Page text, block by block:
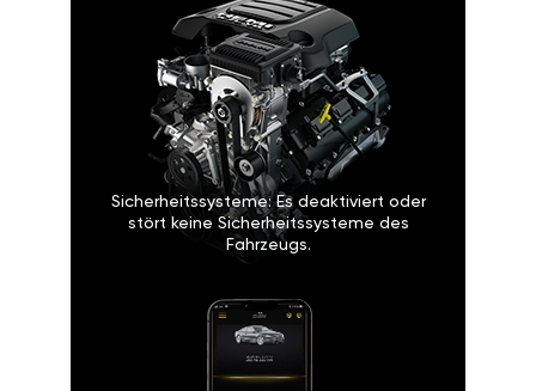
Sicherheitssysteme: Es deaktiviert oder
stört keine Sicherheitssysteme des
Fahrzeugs.